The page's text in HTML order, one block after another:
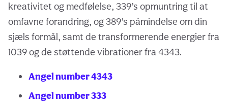
kreativitet og medfølelse, 339’s opmuntring til at
omfavne forandring, og 389’s påmindelse om din
sjæls formål, samt de transformerende energier fra
1039 og de støttende vibrationer fra 4343.
Angel number 4343
Angel number 333